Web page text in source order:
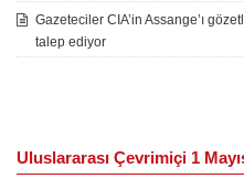
Gazeteciler CIA’in Assange’ı
talep ediyor
Uluslararası Çevrimiçi 1